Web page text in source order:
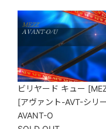
ビリヤード キュー
[アヴァント-AVT-シリ
AVANT-O